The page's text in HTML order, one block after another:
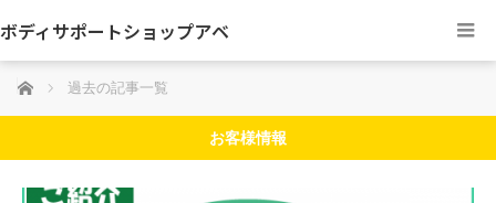
ボディサポートショップアベ
ホーム 過去の記事一覧
お客様情報